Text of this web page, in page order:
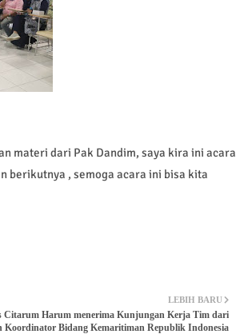
materi dari Pak Dandim, saya kira ini acara
berikutnya , semoga acara ini bisa kita
LEBIH BARU
Citarum Harum menerima Kunjungan Kerja Tim dari
Koordinator Bidang Kemaritiman Republik Indonesia